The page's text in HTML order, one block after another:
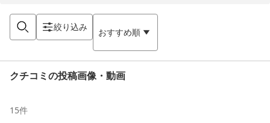
絞り込み おすすめ順
クチコミの投稿画像・動画
15件